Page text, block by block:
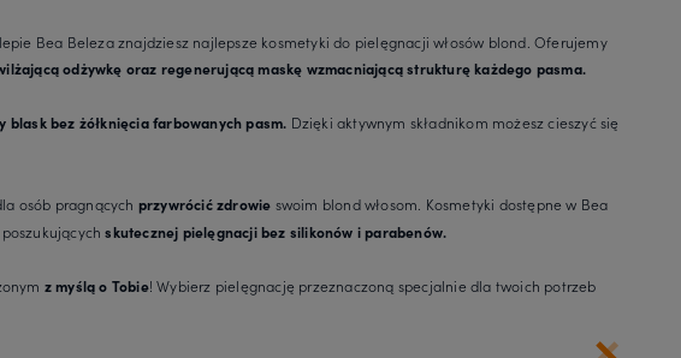
Bea Beleza znajdziesz najlepsze kosmetyki do pielęgnacji włosów blond. Oferujemy
odżywkę oraz regenerującą maskę wzmacniającą strukturę każdego pasma.
blask bez żółknięcia farbowanych pasm. Dzięki aktywnym składnikom możesz cieszyć się
osób pragnących przywrócić zdrowie swoim blond włosom. Kosmetyki dostępne w Bea
skutecznej pielęgnacji bez silikonów i parabenów.
z myślą o Tobie! Wybierz pielęgnację przeznaczoną specjalnie dla twoich potrzeb